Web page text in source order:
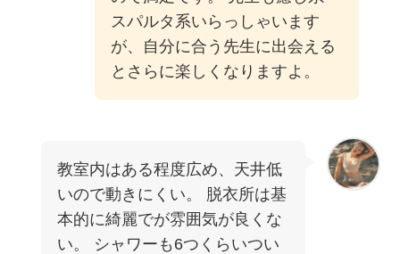
スパルタ系いらっしゃいます
が、自分に合う先生に出会える
とさらに楽しくなりますよ。
教室内はある程度広め、天井低
いので動きにくい。 脱衣所は基
本的に綺麗でが雰囲気が良くな
い。 シャワーも6つくらいつい